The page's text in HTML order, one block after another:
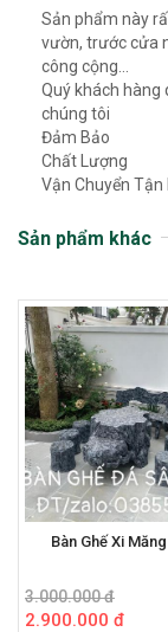
Sản phẩm này
vườn, trước cửa
công cộng…
Quý khách hàng
chúng tôi
Đảm Bảo
Chất Lượng
Vận Chuyển Tận
Sản phẩm khác
Bàn Ghế Xi
3.000.000 đ
2.900.000 đ